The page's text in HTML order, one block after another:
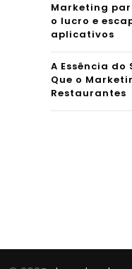
Marketing
o lucro e
aplicativos
A Essência
Que o
Restaurantes